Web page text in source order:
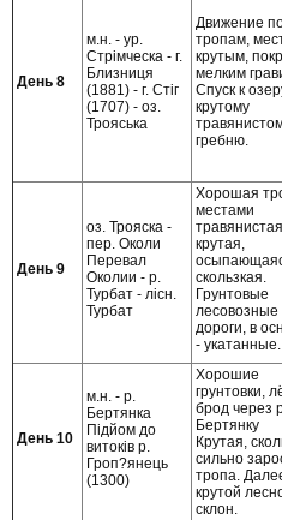
День 8
м.н. - ур.
Стрімческа - г.
Близниця
(1881) - г. Стіг
(1707) - оз.
Трояська
Движение
тропам,
крутым,
мелким
Спуск к
крутому
гребню.
День 9
оз. Трояска -
пер. Околи
Перевал
Околии - р.
Турбат - лісн.
Турбат
Хорошая
местами
крутая,
скользкая.
Грунтовые
лесовозные
дороги, в
- укатанные.
День 10
м.н. - р.
Бертянка
Підйом до
витоків р.
Гроп?янець
(1300)
Хорошие
грунтовки,
брод через
Бертянку
Крутая,
сильно
тропа.
крутой
склон.